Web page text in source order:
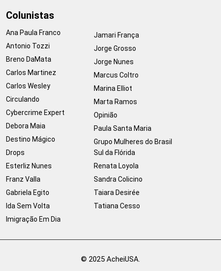
Colunistas
Ana Paula Franco
Antonio Tozzi
Breno DaMata
Carlos Martinez
Carlos Wesley
Circulando
Cybercrime Expert
Debora Maia
Destino Mágico
Drops
Esterliz Nunes
Franz Valla
Gabriela Egito
Ida Sem Volta
Imigração Em Dia
Jamari França
Jorge Grosso
Jorge Nunes
Marcus Coltro
Marina Elliot
Marta Ramos
Opinião
Paula Santa Maria
Grupo Mulheres do Brasil
Sul da Flórida
Renata Loyola
Sandra Colicino
Taiara Desirée
Tatiana Cesso
© 2025 AcheiUSA.